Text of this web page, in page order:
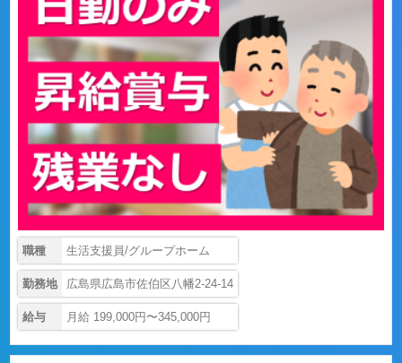
職種 生活支援員/グループホーム
勤務地 広島県広島市佐伯区八幡2-24-14
給与 月給 199,000円〜345,000円